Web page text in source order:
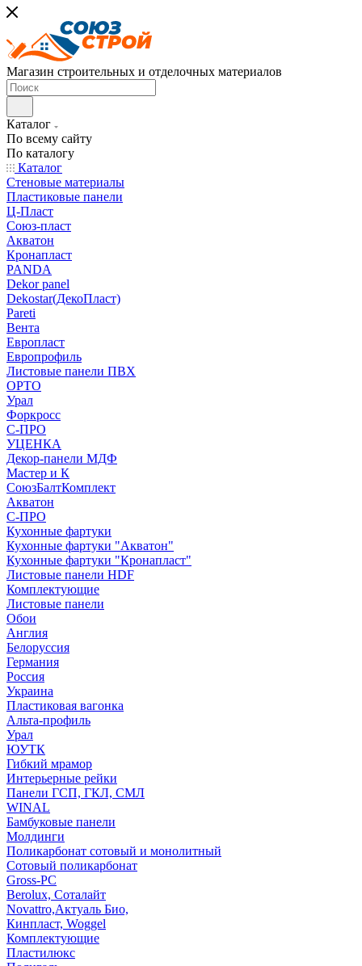
Магазин строительных и отделочных материалов
Каталог
По всему сайту
По каталогу
Каталог
Стеновые материалы
Пластиковые панели
Ц-Пласт
Союз-пласт
Акватон
Кронапласт
PANDA
Dekor panel
Dekostar(ДекоПласт)
Pareti
Вента
Европласт
Европрофиль
Листовые панели ПВХ
ОРТО
Урал
Форкросс
С-ПРО
УЦЕНКА
Декор-панели МДФ
Мастер и К
СоюзБалтКомплект
Акватон
С-ПРО
Кухонные фартуки
Кухонные фартуки "Акватон"
Кухонные фартуки "Кронапласт"
Листовые панели HDF
Комплектующие
Листовые панели
Обои
Англия
Белоруссия
Германия
Россия
Украина
Пластиковая вагонка
Альта-профиль
Урал
ЮУТК
Гибкий мрамор
Интерьерные рейки
Панели ГСП, ГКЛ, СМЛ
WINAL
Бамбуковые панели
Молдинги
Поликарбонат сотовый и монолитный
Сотовый поликарбонат
Gross-PC
Berolux, Соталайт
Novattro,Актуаль Био,
Кинпласт, Woggel
Комплектующие
Пластилюкс